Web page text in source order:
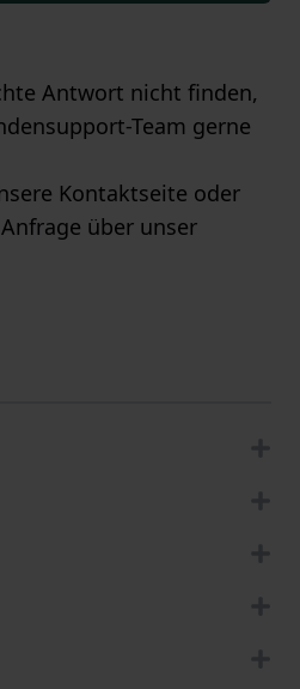
Antwort nicht finden,
Team gerne
Kontaktseite oder
über unser